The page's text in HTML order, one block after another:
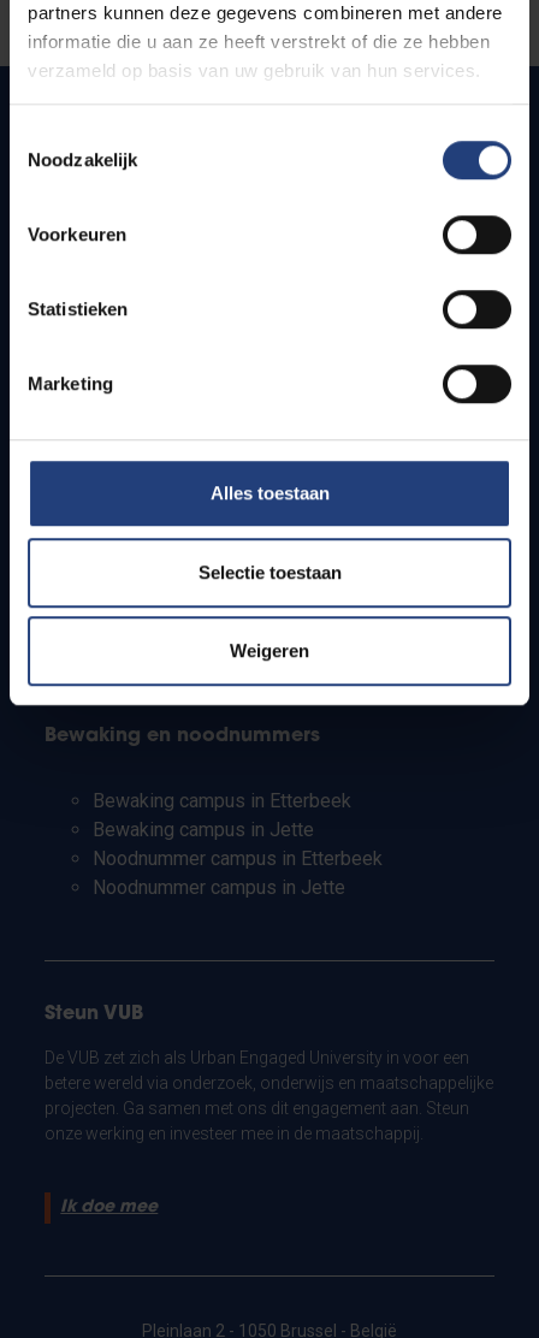
partners kunnen deze gegevens combineren met andere
informatie die u aan ze heeft verstrekt of die ze hebben
verzameld op basis van uw gebruik van hun services.
Noodzakelijk
Voorkeuren
Statistieken
Marketing
Alles toestaan
Selectie toestaan
Weigeren
Snel naar
Bereikbaarheid
Studenten
PhD-studenten
Leerkrachten en secundaire scholen
Bewaking en noodnummers
Bewaking campus in Etterbeek
Bewaking campus in Jette
Noodnummer campus in Etterbeek
Noodnummer campus in Jette
Steun VUB
De VUB zet zich als Urban Engaged University in voor een
betere wereld via onderzoek, onderwijs en maatschappelijke
projecten. Ga samen met ons dit engagement aan. Steun
onze werking en investeer mee in de maatschappij.
Ik doe mee
Pleinlaan 2 - 1050 Brussel - België